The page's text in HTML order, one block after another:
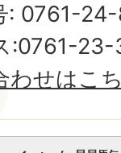
: 0761-
:0761-
わせはこ